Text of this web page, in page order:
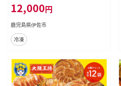
豚肉 冷凍食品 おかず おつまみ 惣菜
小分け 焼くだけ 簡単調理 冷凍便 ぎ
ょうざ ギョーザ 加工品 おかず【らー
めん処力】
12,000円
鹿児島県伊佐市
冷凍